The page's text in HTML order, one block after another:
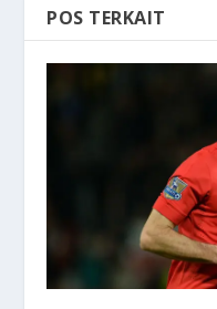
POS TERKAIT